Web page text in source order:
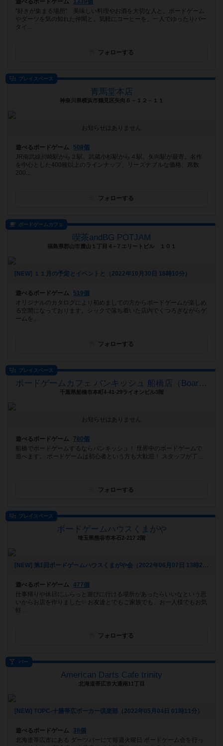
遊べるボードゲーム
1339個
"好きが集まる場所" 美味しい料理やお酒を大切な人と。ボードゲーム
やダーツを気の知れた仲間と。気軽にコーヒーを。一人でゆったりバー
タイ...
フォローする
プレイスペース
青馬堂本店
神奈川県横浜市鶴見区矢向６－１２－１１
お知らせはありません
遊べるボードゲーム
508個
JR南武線川崎駅から２駅、武蔵小杉駅から４駅、矢向駅が最寄。名作
を中心とした400種以上のラインナップ、リーズナブルな価格、席数
200...
フォローする
ボードゲームカフェ
喫茶andBG POTJAM
福島県郡山市麓山１丁目４−７エリートビル １０１
[NEW] １１月の予定とイベントと（2022年10月30日 16時10分）
遊べるボードゲーム
519個
オリジナルのカタログにより初めましての方からボードゲームが楽しめ
る空間になっております。シックで落ち着いた店内でくつろぎながらゲ
ームを...
フォローする
プレイスペース
ボードゲームカフェ バンキッシュ 船橋店（BoardGameCafeVANQUiSH FUNABASHI）
千葉県船橋市本町4-41-29ライオンビル3階
お知らせはありません
遊べるボードゲーム
780個
船橋でボードゲームするならバンキッシュ！ 世界中のボードゲームで
遊べます。 ボードゲームは初心者という方も大歓迎！ スタッフが丁...
フォローする
プレイスペース
ボードゲームハウスくまがや
埼玉県熊谷市本石2-217 2階
[NEW] 第1回ボードゲームハウスくまがや会（2022年06月07日 13時27分）
遊べるボードゲーム
477個
仕事帰りや休日にふらっと遊びに行ける場所があったらいいなという思
いからお店を作りました✨ お友達とでもご家族でも、お一人様でもお気
軽...
フォローする
バー
American Darts Cafe trinity
北海道帯広市大通南11丁目
[NEW] TOPC-十勝帯広ポーカー倶楽部（2022年05月04日 01時11分）
遊べるボードゲーム
38個
北海道帯広市にある ダーツバーにて毎週火曜日 ボードゲーム会を行っ